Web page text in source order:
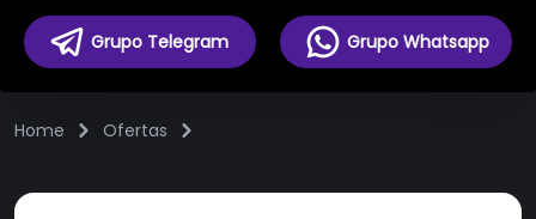
Grupo Telegram Grupo Whatsapp
Home Ofertas